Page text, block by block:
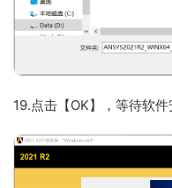
19.点击【OK】，等待软